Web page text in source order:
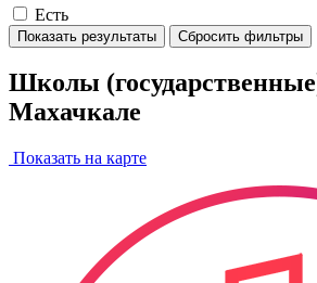
Есть
Показать результаты Сбросить фильтры
Школы
Махачкале
Показать на карте